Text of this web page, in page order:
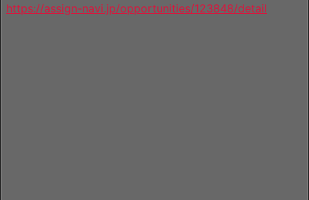
https://assign-navi.jp/opportunities/123848/detail